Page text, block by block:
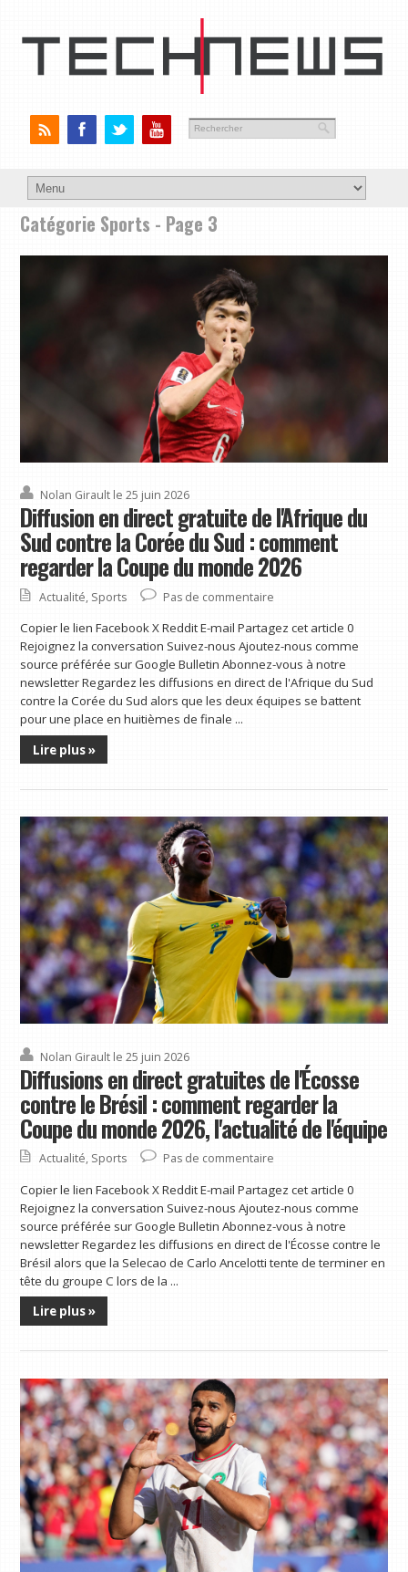
Catégorie Sports - Page 3
Nolan Girault le 25 juin 2026
Diffusion en direct gratuite de l'Afrique du
Sud contre la Corée du Sud : comment
regarder la Coupe du monde 2026
Actualité, Sports Pas de commentaire
Copier le lien Facebook X Reddit E-mail Partagez cet article 0
Rejoignez la conversation Suivez-nous Ajoutez-nous comme
source préférée sur Google Bulletin Abonnez-vous à notre
newsletter Regardez les diffusions en direct de l'Afrique du Sud
contre la Corée du Sud alors que les deux équipes se battent
pour une place en huitièmes de finale ...
Lire plus »
Nolan Girault le 25 juin 2026
Diffusions en direct gratuites de l'Écosse
contre le Brésil : comment regarder la
Coupe du monde 2026, l'actualité de l'équipe
Actualité, Sports Pas de commentaire
Copier le lien Facebook X Reddit E-mail Partagez cet article 0
Rejoignez la conversation Suivez-nous Ajoutez-nous comme
source préférée sur Google Bulletin Abonnez-vous à notre
newsletter Regardez les diffusions en direct de l'Écosse contre le
Brésil alors que la Selecao de Carlo Ancelotti tente de terminer en
tête du groupe C lors de la ...
Lire plus »